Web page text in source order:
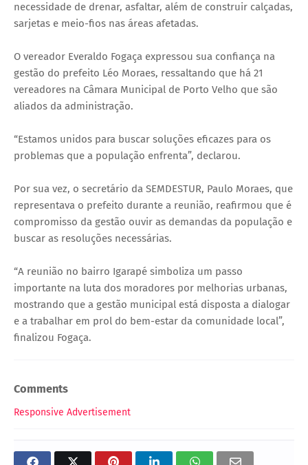
necessidade de drenar, asfaltar, além de construir calçadas,
sarjetas e meio-fios nas áreas afetadas.
O vereador Everaldo Fogaça expressou sua confiança na
gestão do prefeito Léo Moraes, ressaltando que há 21
vereadores na Câmara Municipal de Porto Velho que são
aliados da administração.
“Estamos unidos para buscar soluções eficazes para os
problemas que a população enfrenta”, declarou.
Por sua vez, o secretário da SEMDESTUR, Paulo Moraes, que
representava o prefeito durante a reunião, reafirmou que é
compromisso da gestão ouvir as demandas da população e
buscar as resoluções necessárias.
“A reunião no bairro Igarapé simboliza um passo
importante na luta dos moradores por melhorias urbanas,
mostrando que a gestão municipal está disposta a dialogar
e a trabalhar em prol do bem-estar da comunidade local”,
finalizou Fogaça.
Comments
Responsive Advertisement